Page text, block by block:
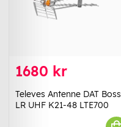
1680 kr
Televes Antenne DAT Boss
LR UHF K21-48 LTE700